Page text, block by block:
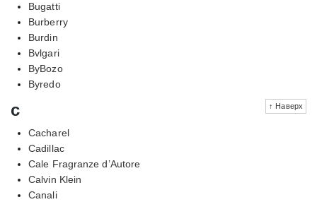
Bugatti
Burberry
Burdin
Bvlgari
ByBozo
Byredo
↑ Наверх
c
Cacharel
Cadillac
Cale Fragranze d’Autore
Calvin Klein
Canali